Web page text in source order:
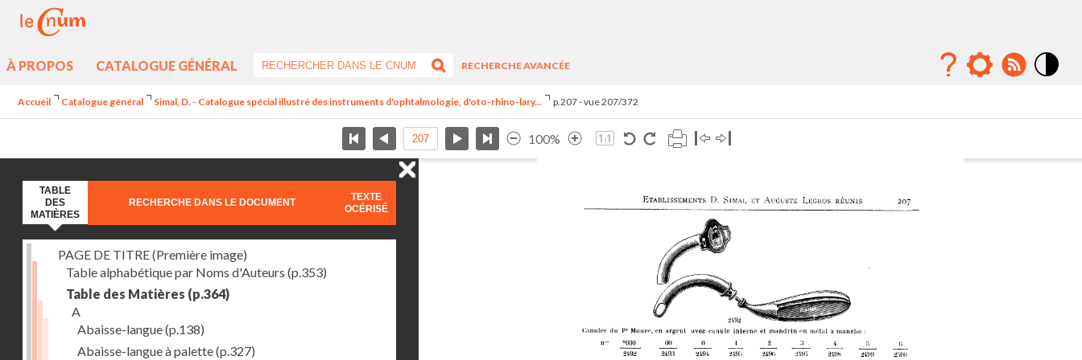
À PROPOS CATALOGUE GÉNÉRAL
RECHERCHE AVANCÉE
Accueil Catalogue général Simal, D. - Catalogue spécial illustré des instruments d'ophtalmologie, d'oto-rhino-lary... p.207 - vue 207/372
100%
TABLE
DES
MATIÈRES
RECHERCHE DANS LE DOCUMENT
TEXTE
OCÉRISÉ
PAGE DE TITRE (Première image)
Table alphabétique par Noms d'Auteurs (p.353)
Table des Matières (p.364)
A
Abaisse-langue(p.138)
Abaisse-langue à palette(p.327)